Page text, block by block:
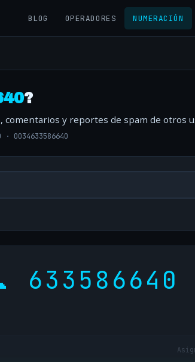
BLOG OPERADORES NUMERACIÓN
?
comentarios y reportes de spam de otros
· 0034633586640
633586640